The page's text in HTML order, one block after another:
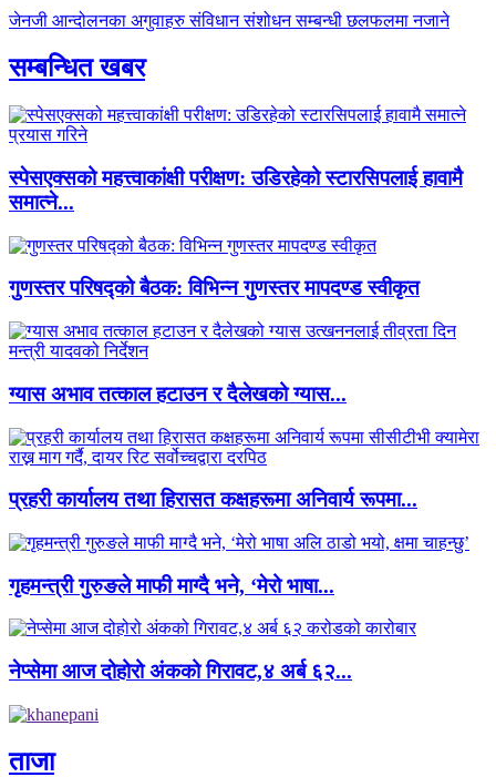
जेनजी आन्दोलनका अगुवाहरु संविधान संशोधन सम्बन्धी छलफलमा नजाने
सम्बन्धित खबर
स्पेसएक्सको महत्त्वाकांक्षी परीक्षण: उडिरहेको स्टारसिपलाई हावामै
समात्ने...
गुणस्तर परिषद्को बैठक: विभिन्न गुणस्तर मापदण्ड स्वीकृत
ग्यास अभाव तत्काल हटाउन र दैलेखको ग्यास...
प्रहरी कार्यालय तथा हिरासत कक्षहरूमा अनिवार्य रूपमा...
गृहमन्त्री गुरुङले माफी माग्दै भने, ‘मेरो भाषा...
नेप्सेमा आज दोहोरो अंकको गिरावट,४ अर्ब ६२...
ताजा